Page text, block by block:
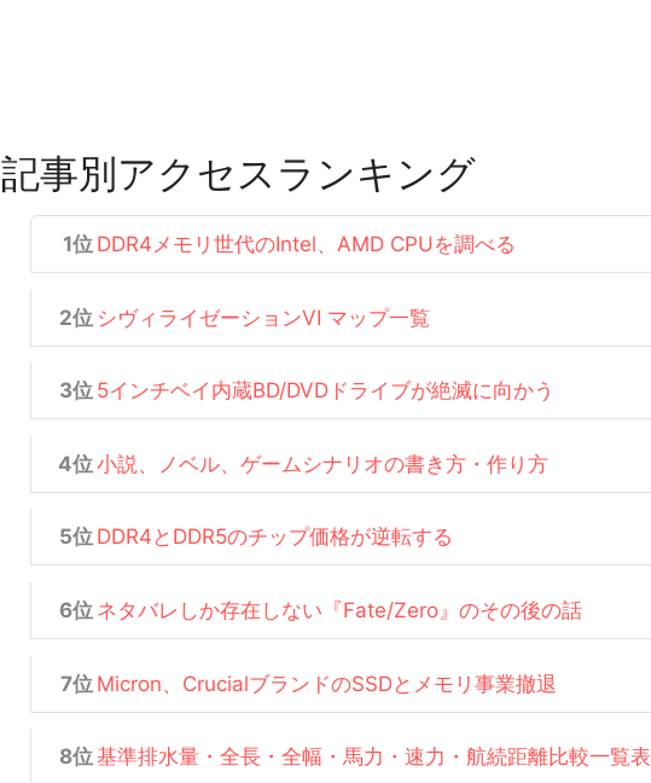
記事別アクセスランキング
DDR4メモリ世代のIntel、AMD CPUを調べる
シヴィライゼーションVI マップ一覧
5インチベイ内蔵BD/DVDドライブが絶滅に向かう
小説、ノベル、ゲームシナリオの書き方・作り方
DDR4とDDR5のチップ価格が逆転する
ネタバレしか存在しない『Fate/Zero』のその後の話
Micron、CrucialブランドのSSDとメモリ事業撤退
基準排水量・全長・全幅・馬力・速力・航続距離比較一覧表